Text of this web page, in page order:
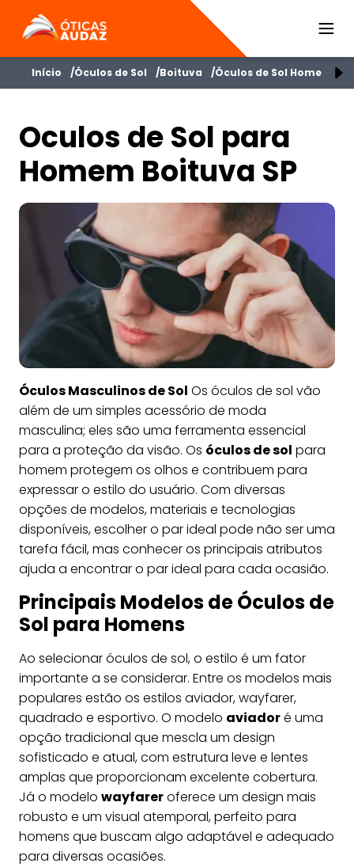
ÓTICAS AUDAZ
Início Óculos de Sol Boituva Óculos de Sol Homem
Oculos de Sol para
Homem Boituva SP
Óculos Masculinos de Sol Os óculos de sol vão
além de um simples acessório de moda
masculina; eles são uma ferramenta essencial
para a proteção da visão. Os óculos de sol para
homem protegem os olhos e contribuem para
expressar o estilo do usuário. Com diversas
opções de modelos, materiais e tecnologias
disponíveis, escolher o par ideal pode não ser uma
tarefa fácil, mas conhecer os principais atributos
ajuda a encontrar o par ideal para cada ocasião.
Principais Modelos de Óculos de
Sol para Homens
Ao selecionar óculos de sol, o estilo é um fator
importante a se considerar. Entre os modelos mais
populares estão os estilos aviador, wayfarer,
quadrado e esportivo. O modelo aviadoré uma
opção tradicional que mescla um design
sofisticado e atual, com estrutura leve e lentes
amplas que proporcionam excelente cobertura.
Já o modelo wayfareroferece um design mais
robusto e um visual atemporal, perfeito para
homens que buscam algo adaptável e adequado
para diversas ocasiões.